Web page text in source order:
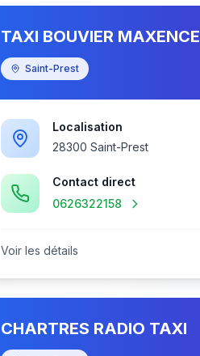
TAXI BOUVIER MAXENCE
Saint-Prest
Localisation
28300 Saint-Prest
Contact direct
0626322158
Voir les détails
CHARTRES RADIO TAXI